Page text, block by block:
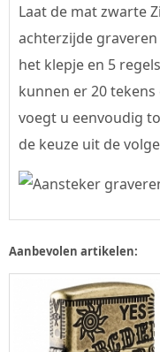
Laat de mat zwarte
achterzijde
het klepje en 5
kunnen er 20
voegt u eenvoudig
de keuze uit de
Aanbevolen artikelen: